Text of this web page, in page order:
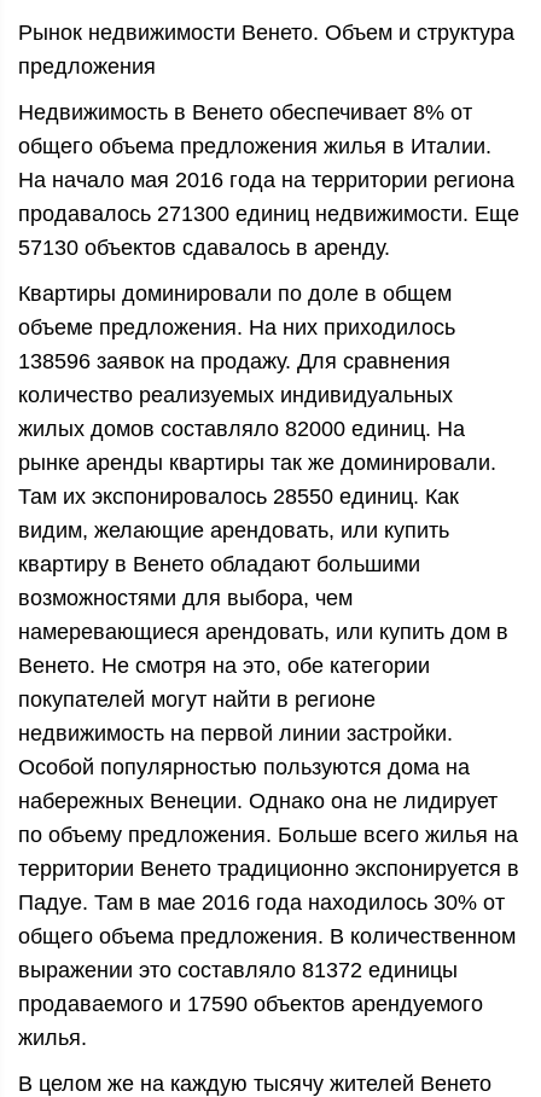
Рынок недвижимости Венето. Объем и структура
предложения
Недвижимость в Венето обеспечивает 8% от
общего объема предложения жилья в Италии.
На начало мая 2016 года на территории региона
продавалось 271300 единиц недвижимости. Еще
57130 объектов сдавалось в аренду.
Квартиры доминировали по доле в общем
объеме предложения. На них приходилось
138596 заявок на продажу. Для сравнения
количество реализуемых индивидуальных
жилых домов составляло 82000 единиц. На
рынке аренды квартиры так же доминировали.
Там их экспонировалось 28550 единиц. Как
видим, желающие арендовать, или купить
квартиру в Венето обладают большими
возможностями для выбора, чем
намеревающиеся арендовать, или купить дом в
Венето. Не смотря на это, обе категории
покупателей могут найти в регионе
недвижимость на первой линии застройки.
Особой популярностью пользуются дома на
набережных Венеции. Однако она не лидирует
по объему предложения. Больше всего жилья на
территории Венето традиционно экспонируется в
Падуе. Там в мае 2016 года находилось 30% от
общего объема предложения. В количественном
выражении это составляло 81372 единицы
продаваемого и 17590 объектов арендуемого
жилья.
В целом же на каждую тысячу жителей Венето